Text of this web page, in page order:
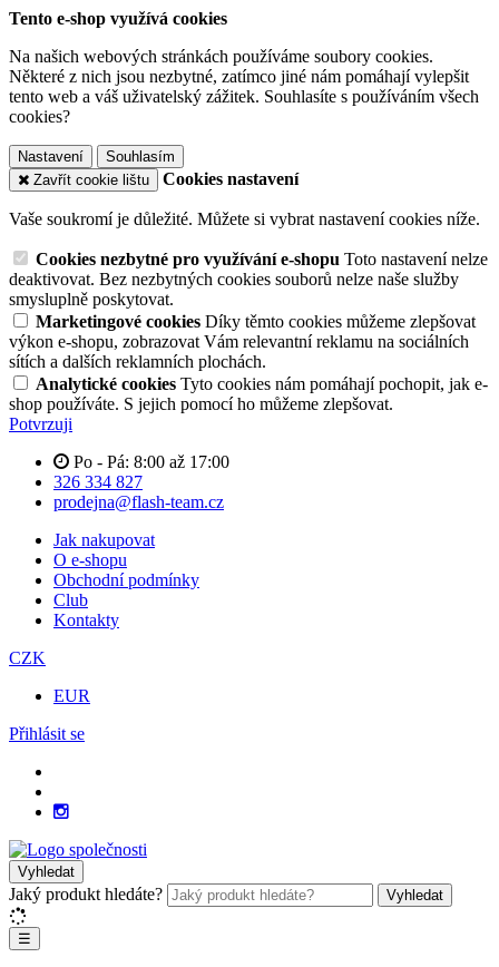
Tento e-shop využívá cookies
Na našich webových stránkách používáme soubory cookies.
Některé z nich jsou nezbytné, zatímco jiné nám pomáhají vylepšit
tento web a váš uživatelský zážitek. Souhlasíte s používáním všech
cookies?
Nastavení
Souhlasím
Zavřít cookie lištu
Cookies nastavení
Vaše soukromí je důležité. Můžete si vybrat nastavení cookies níže.
Cookies nezbytné pro využívání e-shopu Toto nastavení nelze
deaktivovat. Bez nezbytných cookies souborů nelze naše služby
smysluplně poskytovat.
Marketingové cookies Díky těmto cookies můžeme zlepšovat
výkon e-shopu, zobrazovat Vám relevantní reklamu na sociálních
sítích a dalších reklamních plochách.
Analytické cookies Tyto cookies nám pomáhají pochopit, jak e-
shop používáte. S jejich pomocí ho můžeme zlepšovat.
Potvrzuji
Po - Pá: 8:00 až 17:00
326 334 827
prodejna@flash-team.cz
Jak nakupovat
O e-shopu
Obchodní podmínky
Club
Kontakty
CZK
EUR
Přihlásit se
Vyhledat
Jaký produkt hledáte? Vyhledat
☰